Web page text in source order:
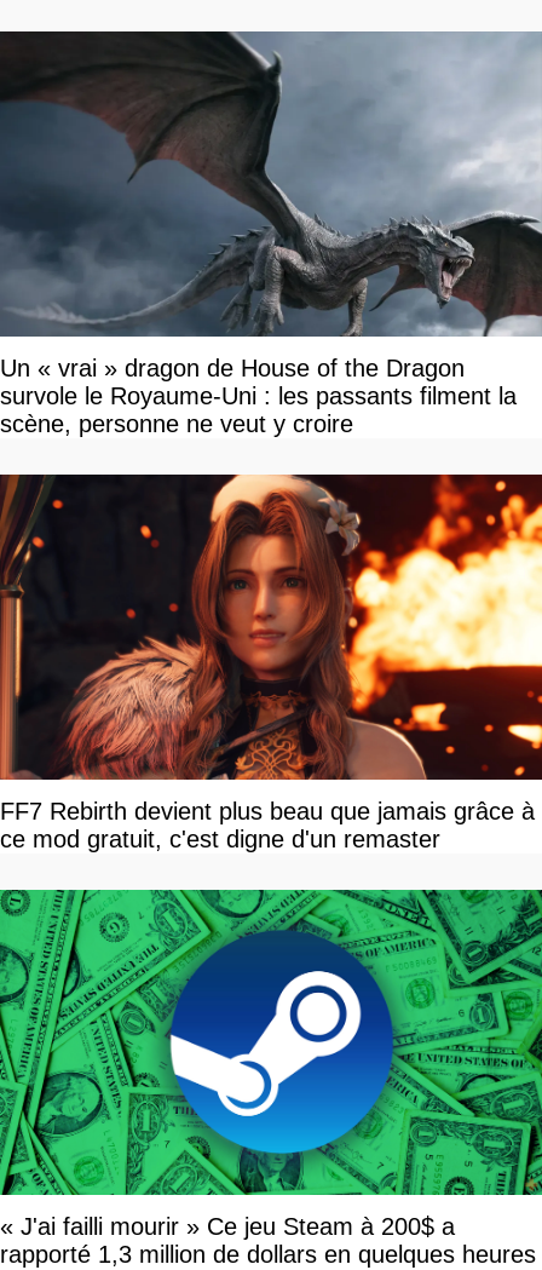
Un « vrai » dragon de House of the Dragon
survole le Royaume-Uni : les passants filment la
scène, personne ne veut y croire
FF7 Rebirth devient plus beau que jamais grâce à
ce mod gratuit, c'est digne d'un remaster
« J'ai failli mourir » Ce jeu Steam à 200$ a
rapporté 1,3 million de dollars en quelques heures